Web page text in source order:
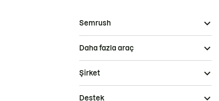
Semrush
Daha fazla araç
Şirket
Destek